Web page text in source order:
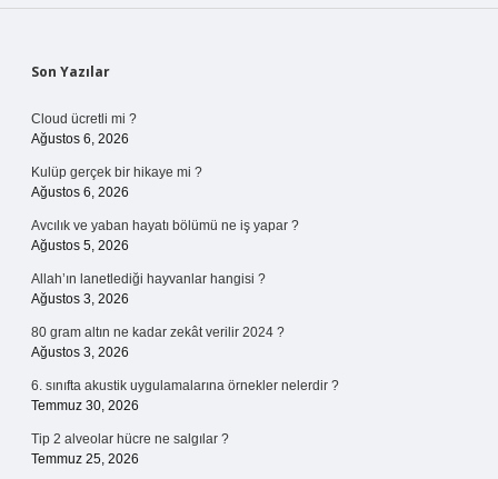
Sidebar
Son Yazılar
Cloud ücretli mi ?
Ağustos 6, 2026
Kulüp gerçek bir hikaye mi ?
Ağustos 6, 2026
Avcılık ve yaban hayatı bölümü ne iş yapar ?
Ağustos 5, 2026
Allah’ın lanetlediği hayvanlar hangisi ?
Ağustos 3, 2026
80 gram altın ne kadar zekât verilir 2024 ?
Ağustos 3, 2026
6. sınıfta akustik uygulamalarına örnekler nelerdir ?
Temmuz 30, 2026
Tip 2 alveolar hücre ne salgılar ?
Temmuz 25, 2026